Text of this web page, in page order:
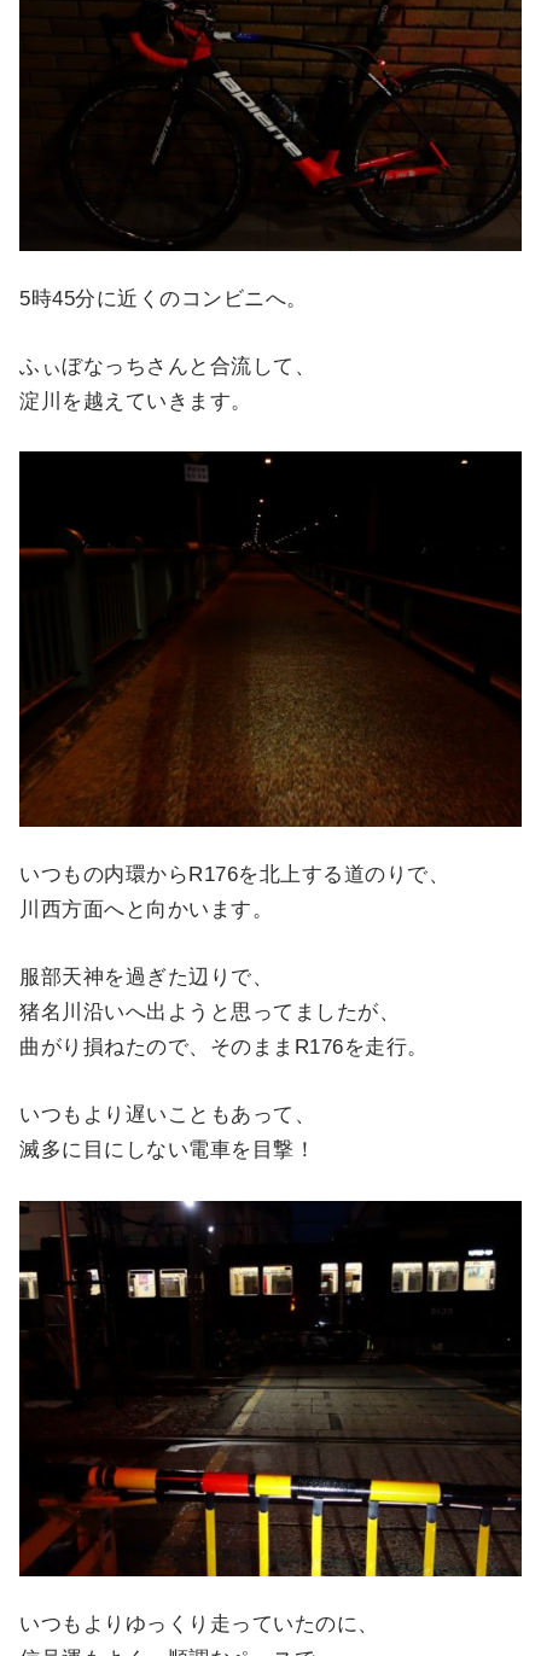
5時45分に近くのコンビニへ。
ふぃぼなっちさんと合流して、
淀川を越えていきます。
いつもの内環からR176を北上する道のりで、
川西方面へと向かいます。
服部天神を過ぎた辺りで、
猪名川沿いへ出ようと思ってましたが、
曲がり損ねたので、そのままR176を走行。
いつもより遅いこともあって、
滅多に目にしない電車を目撃！
いつもよりゆっくり走っていたのに、